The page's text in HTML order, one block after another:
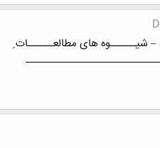
گفتـــگوی معمــــــــاری شماره 5 – شیــــــوه های مطالعــــــات ِ